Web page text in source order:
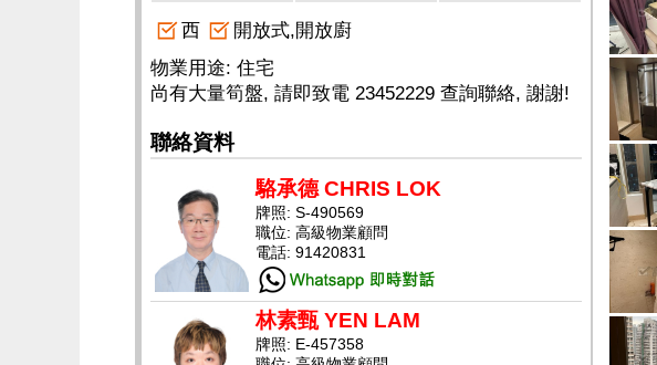
西
開放式,開放廚
物業用途: 住宅
尚有大量筍盤, 請即致電 23452229 查詢聯絡, 謝謝!
聯絡資料
駱承德 CHRIS LOK
牌照: S-490569
職位: 高級物業顧問
電話: 91420831
林素甄 YEN LAM
牌照: E-457358